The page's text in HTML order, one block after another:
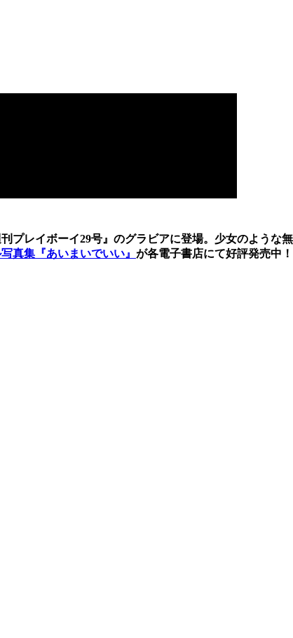
プレイボーイ29号』のグラビアに登場。少女のような無
真集『あいまいでいい』 が各電子書店にて好評発売中！